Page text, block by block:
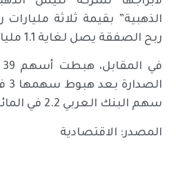
الذهبية” بقيمة ثلاثة
ربح الصفقة يصل لغاية 1.1 مليار ريال.
سهم البنك العربي 2.2 في المائة.
المصدر: الاقتصادية